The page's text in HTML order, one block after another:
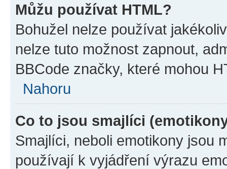
Můžu používat HTML?
Bohužel nelze používat
nelze tuto možnost zapnout,
BBCode značky, které mohou
Nahoru
Co to jsou smajlíci
Smajlíci, neboli emotikony jsou
používají k vyjádření výrazu